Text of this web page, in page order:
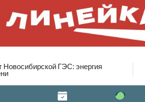
Новосибирской ГЭС: энергия